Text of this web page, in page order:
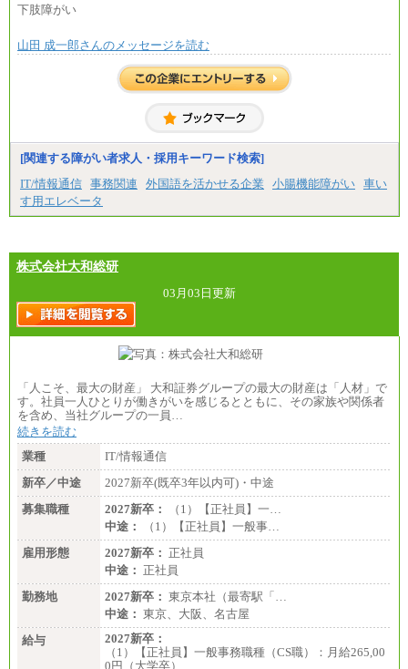
※試用期間中も給与に変更はございません
基本月給／20万5000円以上(正社員・準社員）
いたします
※自己成長支援金(10,000円）を含む
※別途、Workstyle支援金(月額4,000円）
下肢障がい
山田 成一郎さんのメッセージを読む
[関連する障がい者求人・採用キーワード検索]
IT/情報通信 事務関連 外国語を活かせる企業 小腸機能障がい 車い
す用エレベータ
株式会社大和総研
03月03日更新
「人こそ、最大の財産」 大和証券グループの最大の財産は「人材」で
す。社員一人ひとりが働きがいを感じるとともに、その家族や関係者
を含め、当社グループの一員…
続きを読む
業種
IT/情報通信
新卒／中途
2027新卒(既卒3年以内可)・中途
募集職種
2027新卒：
（1）【正社員】一…
中途：
（1）【正社員】一般事…
雇用形態
2027新卒： 正社員
中途： 正社員
勤務地
2027新卒： 東京本社（最寄駅「…
中途： 東京、大阪、名古屋
給与
2027新卒：
（1）【正社員】一般事務職種（CS職）：月給265,00
0円（大学卒）